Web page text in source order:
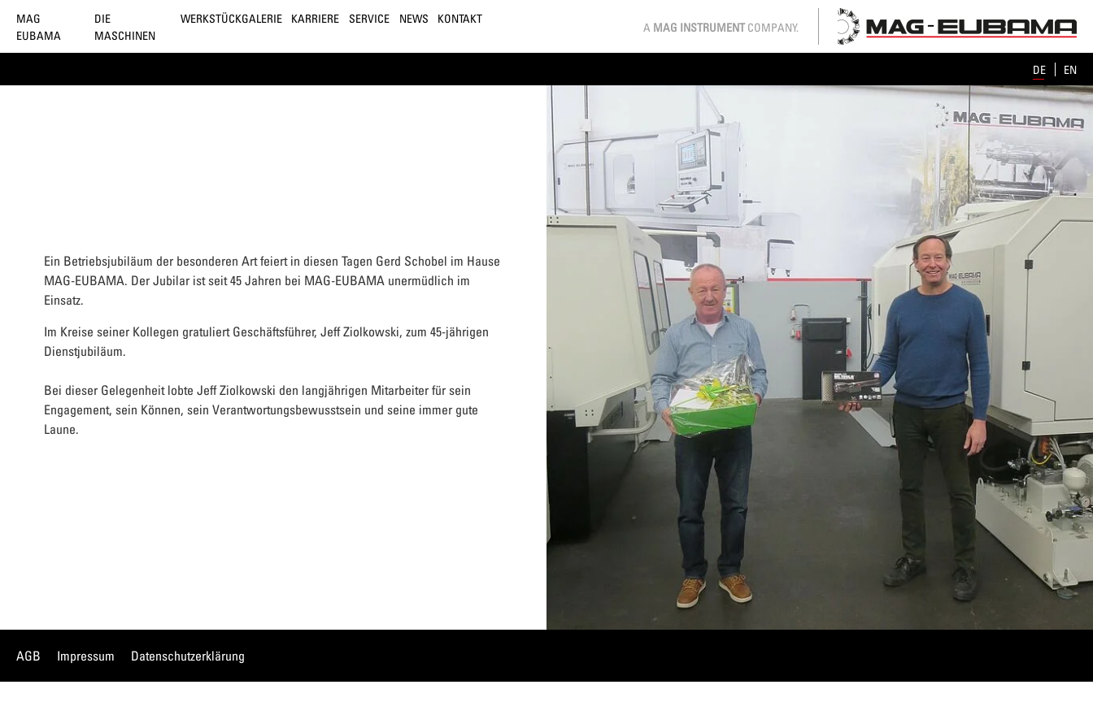
MAG
EUBAMA
DIE
MASCHINEN
WERKSTÜCKGALERIE KARRIERE SERVICE NEWS KONTAKT
A MAG INSTRUMENTCOMPANY.
DE EN
Ein Betriebsjubiläum der besonderen Art feiert in diesen Tagen Gerd Schobel im Hause
MAG-EUBAMA. Der Jubilar ist seit 45 Jahren bei MAG-EUBAMA unermüdlich im
Einsatz.
Im Kreise seiner Kollegen gratuliert Geschäftsführer, Jeff Ziolkowski, zum 45-jährigen
Dienstjubiläum.
Bei dieser Gelegenheit lobte Jeff Ziolkowski den langjährigen Mitarbeiter für sein
Engagement, sein Können, sein Verantwortungsbewusstsein und seine immer gute
Laune.
AGB Impressum Datenschutzerklärung